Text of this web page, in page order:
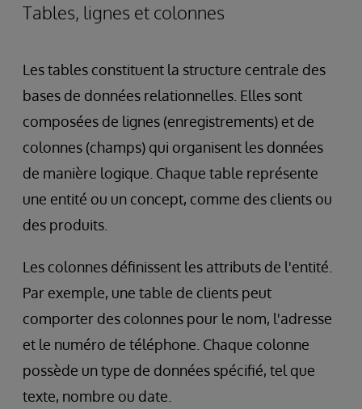
Tables, lignes et colonnes
Les tables constituent la structure centrale des
bases de données relationnelles. Elles sont
composées de lignes (enregistrements) et de
colonnes (champs) qui organisent les données
de manière logique. Chaque table représente
une entité ou un concept, comme des clients ou
des produits.
Les colonnes définissent les attributs de l'entité.
Par exemple, une table de clients peut
comporter des colonnes pour le nom, l'adresse
et le numéro de téléphone. Chaque colonne
possède un type de données spécifié, tel que
texte, nombre ou date.